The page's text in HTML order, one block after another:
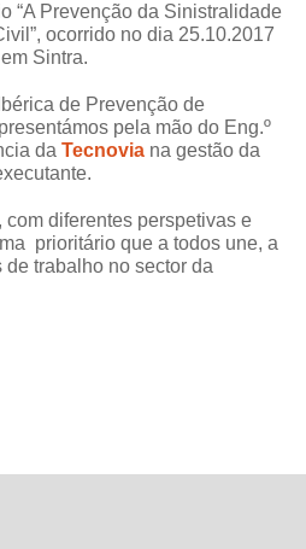
“A Prevenção da Sinistralidade
ocorrido no dia 25.10.2017
Sintra.
de Prevenção de
pela mão do Eng.º
da Tecnovia na gestão da
diferentes perspetivas e
prioritário que a todos une, a
trabalho no sector da